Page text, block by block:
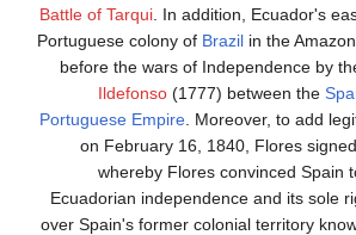
Battle of Tarqui. In addition,
Portuguese colony ofBrazilin
before the wars of
Ildefonso(1777)
Portuguese Empire .
on February 16, 1840,
whereby Flores
Ecuadorian independence
over Spain's former colonial